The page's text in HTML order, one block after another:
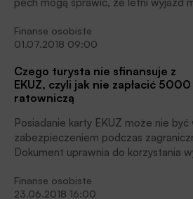
planowaliśmy. Co zrobić, aby się
Finanse osobiste
01.07.2018 09:00
Czego turysta nie sfinansuje z
EKUZ, czyli jak nie zapłacić
ratowniczą
Posiadanie karty EKUZ może nie
zabezpieczeniem podczas
Dokument uprawnia do korzystania
chce zapewnić pełne
Finanse osobiste
23.06.2018 16:00